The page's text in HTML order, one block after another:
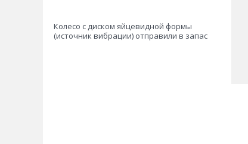
Колесо с диском яйцевидной формы
(источник вибрации) отправили в запас